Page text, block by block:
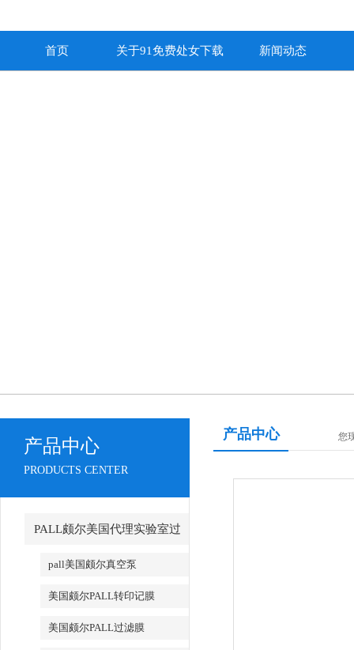
首页 关于91免费处女下载 新闻动态
产品中心
PRODUCTS CENTER
PALL颇尔美国代理实验室过
滤产品pall美国颇尔真空泵
美国颇尔PALL转印记膜
美国颇尔PALL过滤膜
产品中心 您